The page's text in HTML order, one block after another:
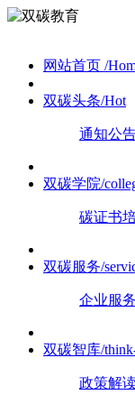
网站首页 /
双碳头条/Hot
通知公
双碳学院/
碳证书
双碳服务/
企业服务
双碳智库/
政策解